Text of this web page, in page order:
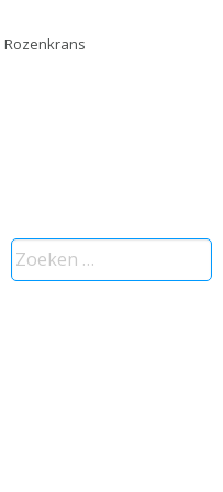
Rozenkrans
Zoeken
naar: